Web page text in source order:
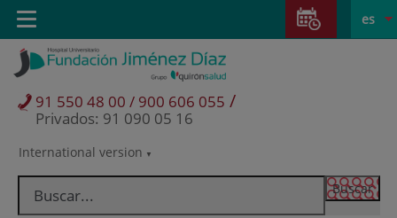
Saltar al contenido
Saltar
contenido
Selector
idioma
activo
es
International version
91 550 48 00 / 900 606 055 /
Privados: 91 090 05 16
Toggle
navigation